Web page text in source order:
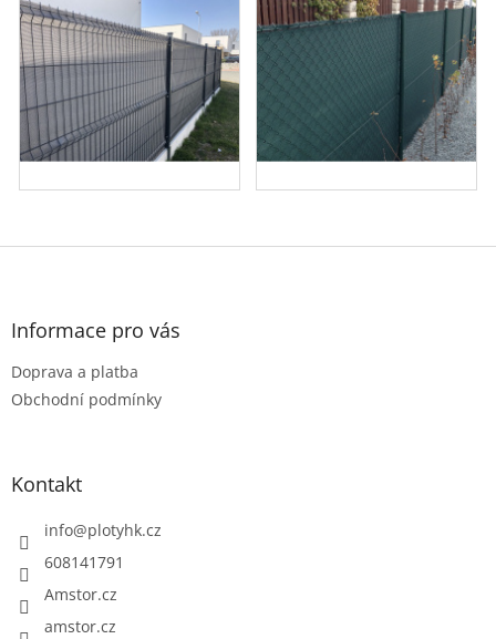
Z
Informace pro vás
Doprava a platba
Obchodní podmínky
Kontakt
info@plotyhk.cz
608141791
Amstor.cz
amstor.cz